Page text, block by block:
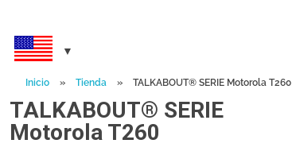
Inicio » Tienda » TALKABOUT® SERIE Motorola T260
TALKABOUT® SERIE
Motorola T260